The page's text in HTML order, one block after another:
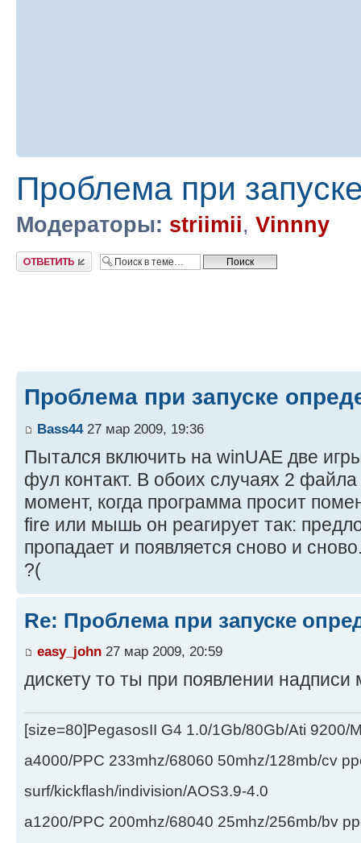
Проблема при
Модераторы: striimii, Vinnny
Ответить
Проблема при запуске
Bass4427 мар 2009, 19:36
Пытался включить на winUAE две
фул контакт. В обоих случаях 2
момент, когда программа просит
fire или мышь он реагирует так:
пропадает и появляется сново и
?(
Re: Проблема при запуске
easy_john 27 мар 2009, 20:59
дискету то ты при появлении
[size=80]PegasosII G4 1.0/1Gb/80Gb/Ati 9200/
a4000/PPC 233mhz/68060 50mhz/128mb/cv
surf/kickflash/indivision/AOS3.9-4.0
a1200/PPC 200mhz/68040 25mhz/256mb/bv